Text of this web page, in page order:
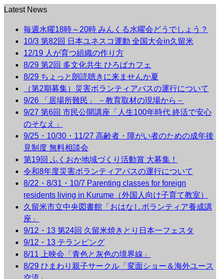
Latest News
毎週水曜18時～20時 みんくる水曜会どうでしょう？
10/3 第82回 日本ユネスコ運動 全国大会in久留米
12/19 人が育つ組織の作り方
8/29 第2回 多文化共生 ひろばカフェ
8/29 ちょっと朗読聴きに来ませんか夏
（第2期募集）災害ボランティアバスの運行について
9/26 「居場所難民」 －教育取材の現場から－
9/27 第6回 市民公開講座「人生100年時代 終活で安心
のそなえ」
9/25・10/30・11/27 高齢者・障がい者のための成年後
見制度 無料相談会
第19回 ふくおか地域づくり活動賞 大募集！
令和8年度災害ボランティアバスの運行について
8/22・8/31・10/7 Parenting classes for foreign
residents living in Kurume（外国人向け子育て教室）
久留米市立中央図書館「おはなしボランティア養成講
座」
9/12・13 第24回 久留米焼きとり日本一フェスタ
9/12・13 テランピング
8/11 上映会「青色と灰色の境界線」
8/29 ひまわり親子サークル「変面ショー＆海外ユース